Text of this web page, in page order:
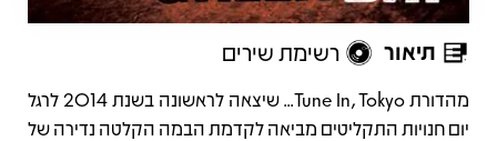
תיאור רשימת שירים
תיאור
מהדורת Tune In, Tokyo... שיצאה לראשונה בשנת 2014 לרגל
יום חנויות התקליטים מביאה לקדמת הבמה הקלטה נדירה של